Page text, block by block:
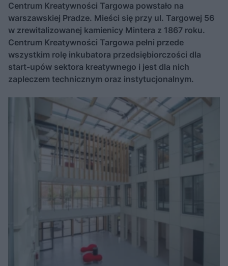
Centrum Kreatywności Targowa powstało na
warszawskiej Pradze. Mieści się przy ul. Targowej 56
w zrewitalizowanej kamienicy Mintera z 1867 roku.
Centrum Kreatywności Targowa pełni przede
wszystkim rolę inkubatora przedsiębiorczości dla
start-upów sektora kreatywnego i jest dla nich
zapleczem technicznym oraz instytucjonalnym.